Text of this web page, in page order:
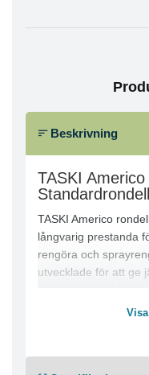
Beskrivning
TASKI
TASKI Americo
långvarig prestanda
rengöra och
utvecklade för att ge
produktivitet och
mineralslipmedel i